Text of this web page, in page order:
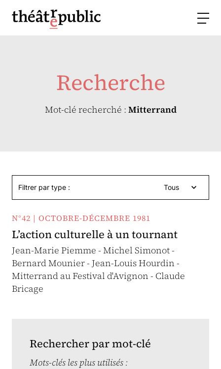
Recherche
Mot-clé recherché : Mitterrand
Filtrer par type : Tous
N°42 | OCTOBRE-DÉCEMBRE 1981
L’action culturelle à un tournant
Jean-Marie Piemme - Michel Simonot -
Bernard Mounier - Jean-Louis Hourdin -
Mitterrand au Festival d'Avignon - Claude
Bricage
Rechercher par mot-clé
Mots-clés les plus utilisés :